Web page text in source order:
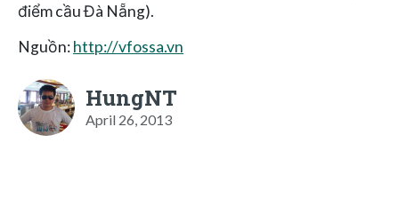
điểm cầu Đà Nẵng).
Nguồn:http://vfossa.vn
HungNT
April 26, 2013